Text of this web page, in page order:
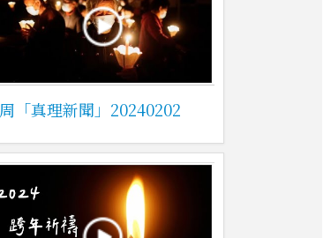
「真理新聞」20240202